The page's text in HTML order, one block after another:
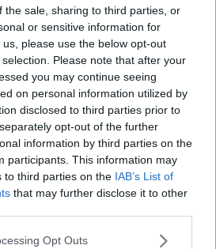
the sale, sharing to third parties, or
or sensitive information for
please use the below opt-out
Please note that after your
you may continue seeing
on personal information utilized by
disclosed to third parties prior to
opt-out of the further
information by third parties on the
participants. This information may
to third parties on the IAB’s List of
that may further disclose it to other
Opt Outs
nostre scuole superiori: inseriamo nel
qualche ora dedicata ad insegnare
e diamogli valore con dei crediti
a loro come a noi, l’importanza
aiutarsi l’un l’altro. Accorgersi che a
grazie all’aiuto di uno che non conosci,
ha frequentato il corso.
un babbo riuscirà a salvarsi.